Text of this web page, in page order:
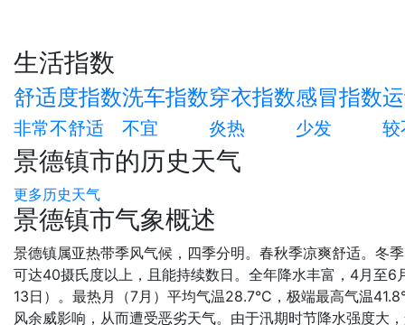
生活指数
舒适度指数
非常不舒适
洗车指数
不宜
穿衣指数
炎热
感冒指数
少发 较
景德镇市的历史天气
更多历史天气
景德镇市气象概述
景德镇属亚热带季风气候，四季分明。春秋季凉爽舒适。冬
可达40摄氏度以上，且能持续数日。全年降水丰富，4月至
13日）。最热月（7月）平均气温28.7°C，极端最高气温
风余威影响，从而遭受恶劣天气。由于汛期时节降水强度大